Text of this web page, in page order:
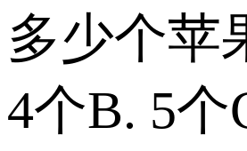
多少个苹
4个 B. 5个